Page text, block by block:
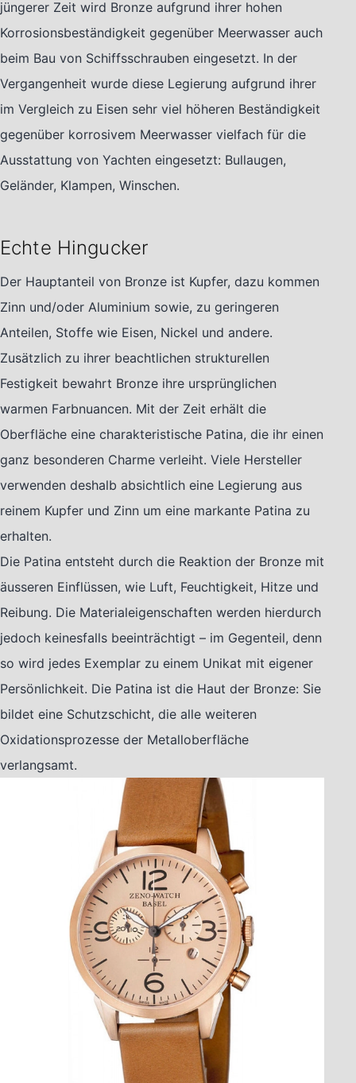
jüngerer Zeit wird Bronze aufgrund ihrer hohen
Korrosionsbeständigkeit gegenüber Meerwasser auch
beim Bau von Schiffsschrauben eingesetzt. In der
Vergangenheit wurde diese Legierung aufgrund ihrer
im Vergleich zu Eisen sehr viel höheren Beständigkeit
gegenüber korrosivem Meerwasser vielfach für die
Ausstattung von Yachten eingesetzt: Bullaugen,
Geländer, Klampen, Winschen.
Echte Hingucker
Der Hauptanteil von Bronze ist Kupfer, dazu kommen
Zinn und/oder Aluminium sowie, zu geringeren
Anteilen, Stoffe wie Eisen, Nickel und andere.
Zusätzlich zu ihrer beachtlichen strukturellen
Festigkeit bewahrt Bronze ihre ursprünglichen
warmen Farbnuancen. Mit der Zeit erhält die
Oberfläche eine charakteristische Patina, die ihr einen
ganz besonderen Charme verleiht. Viele Hersteller
verwenden deshalb absichtlich eine Legierung aus
reinem Kupfer und Zinn um eine markante Patina zu
erhalten.
Die Patina entsteht durch die Reaktion der Bronze mit
äusseren Einflüssen, wie Luft, Feuchtigkeit, Hitze und
Reibung. Die Materialeigenschaften werden hierdurch
jedoch keinesfalls beeinträchtigt – im Gegenteil, denn
so wird jedes Exemplar zu einem Unikat mit eigener
Persönlichkeit. Die Patina ist die Haut der Bronze: Sie
bildet eine Schutzschicht, die alle weiteren
Oxidationsprozesse der Metalloberfläche
verlangsamt.